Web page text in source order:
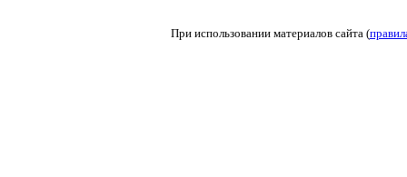
При использовании материалов сайта (